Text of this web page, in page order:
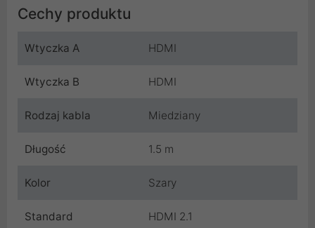
Cechy produktu
Wtyczka A HDMI
Wtyczka B HDMI
Rodzaj kabla Miedziany
Długość 1.5 m
Kolor Szary
Standard HDMI 2.1